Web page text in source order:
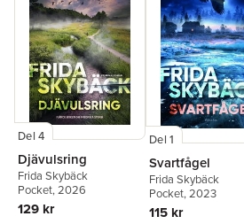
Del 4
Djävulsring
Frida Skybäck
Pocket, 2026
129 kr
Del 1
Svartfågel
Frida Skybäck
Pocket, 2023
115 kr